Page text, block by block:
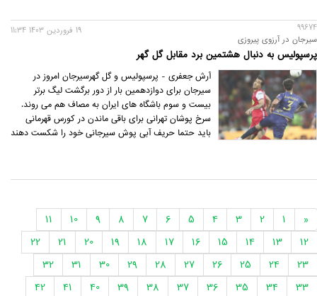
99674
سیرجان در آرزوی پیروزی
پرسپولیس به دنبال هشتمین برد مقابل گل گهر
19 فروردين 1403 11:34
آرش جعفری - پرسپولیس و گل گهرسیرجان امروز در
سیرجان برای دوازدهمین بار از دور برگشت لیگ برتر
بیست و سوم باشگاه های ایران به مصاف هم می روند.
سرخ پوشان تهرانی برای باقی ماندن در کورس قهرمانی
باید حتما حریف آبی پوش سیرجانی خود را شکست دهند
«
1
2
3
4
5
6
7
8
9
10
11
12
13
14
15
16
17
18
19
20
21
22
23
24
25
26
27
28
29
30
31
32
33
34
35
36
37
38
39
40
41
42